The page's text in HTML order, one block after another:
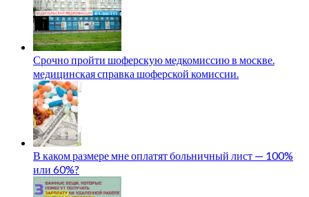
Срочно пройти шоферскую медкомиссию в москве.
медицинская справка шоферской комиссии.
В каком размере мне оплатят больничный лист — 100%
или 60%?